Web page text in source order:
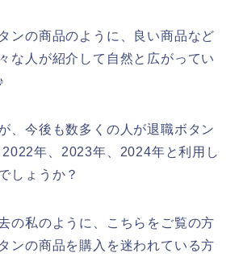
ンの商品のように、良い商品など
な人が紹介して自然と広がってい
、今後も数多くの人が退職ボタン
年、2023年、2024年と利用し
しょうか？
の私のように、こちらをご覧の方
ンの商品を購入を迷われている方